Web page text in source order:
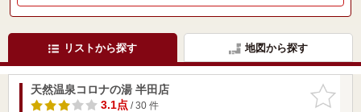
リストから探す 地図から探す
お気に入
りに追加
天然温泉コロナの湯 半田店
3.1点/ 30 件